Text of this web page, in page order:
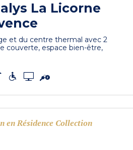
La Licorne
et du centre thermal avec 2
couverte, espace bien-être,
en Résidence Collection